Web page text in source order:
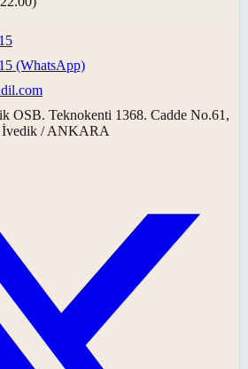
(WhatsApp)
OSB. Teknokenti 1368. Cadde No.61,
İvedik / ANKARA